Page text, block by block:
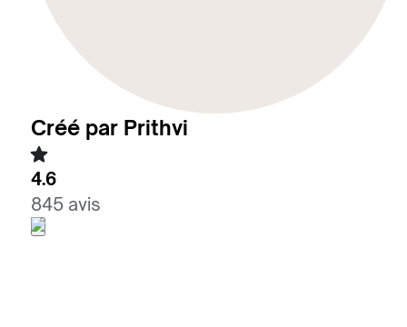
Créé par Prithvi
4.6
845 avis